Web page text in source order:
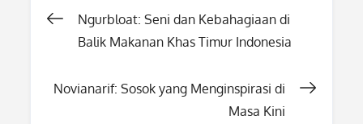
Post
Ngurbloat: Seni dan Kebahagiaan di
Balik Makanan Khas Timur Indonesia
Novianarif: Sosok yang Menginspirasi di
Masa Kini